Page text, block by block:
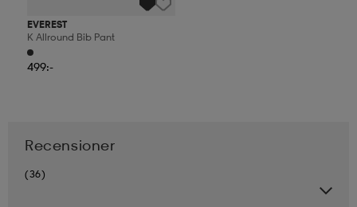
EVEREST
K Allround Bib Pant
499:-
Recensioner
(36)